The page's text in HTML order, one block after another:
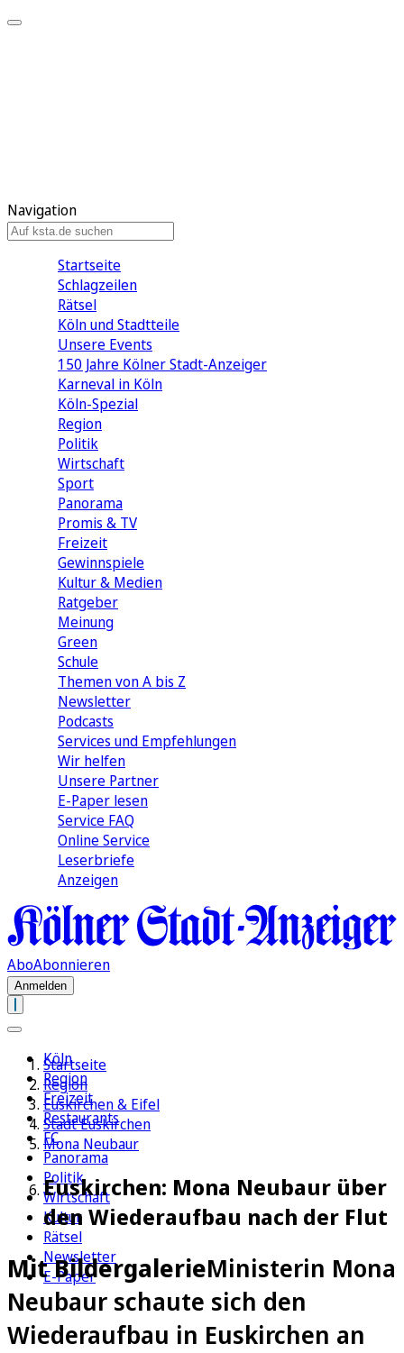
Navigation
Startseite
Schlagzeilen
Rätsel
Köln und Stadtteile
Unsere Events
150 Jahre Kölner Stadt-Anzeiger
Karneval in Köln
Köln-Spezial
Region
Politik
Wirtschaft
Sport
Panorama
Promis & TV
Freizeit
Gewinnspiele
Kultur & Medien
Ratgeber
Meinung
Green
Schule
Themen von A bis Z
Newsletter
Podcasts
Services und Empfehlungen
Wir helfen
Unsere Partner
E-Paper lesen
Service FAQ
Online Service
Leserbriefe
Anzeigen
AboAbonnieren
Anmelden
Köln
Region
Freizeit
Restaurants
FC
Panorama
Politik
Wirtschaft
Kultur
Rätsel
Newsletter
E-Paper
Startseite
Region
Euskirchen & Eifel
Stadt Euskirchen
Mona Neubaur
Euskirchen: Mona Neubaur über
den Wiederaufbau nach der Flut
Mit BildergalerieMinisterin Mona
Neubaur schaute sich den
Wiederaufbau in Euskirchen an